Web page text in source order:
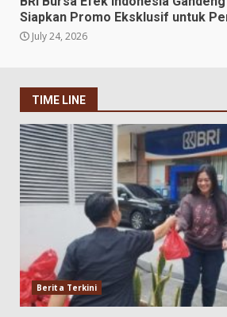
Siapkan Promo Eksklusif untuk
July 24, 2026
TIME LINE
Berita Terkini